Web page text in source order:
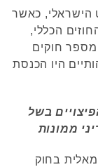
הישראלי, כאשר
הכללי,
מספר חוקים
היו הכנסת
בשל
ממונות
בחוק